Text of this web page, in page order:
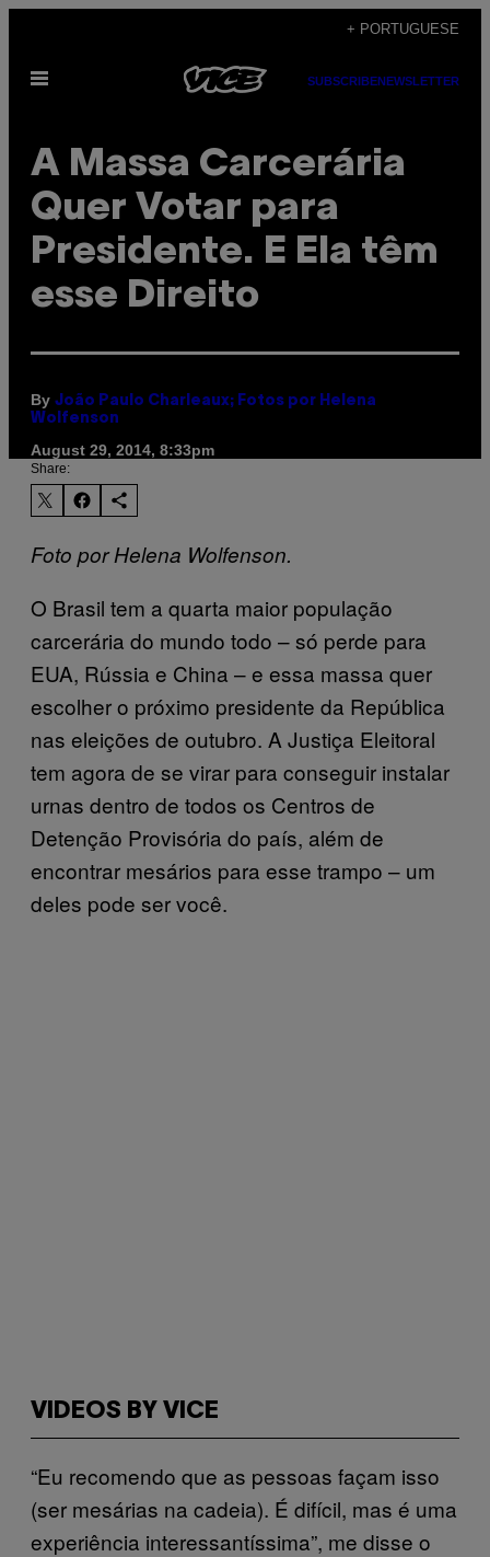
content
+ PORTUGUESE
Open
SUBSCRIBENEWSLETTER
A Massa Carcerária
Quer Votar para
Presidente. E Ela têm
esse Direito
By João Paulo Charleaux; Fotos por Helena
Wolfenson
August 29, 2014, 8:33pm
Share:
Foto por Helena Wolfenson.
O Brasil tem a quarta maior população
carcerária do mundo todo – só perde para
EUA, Rússia e China – e essa massa quer
escolher o próximo presidente da República
nas eleições de outubro. A Justiça Eleitoral
tem agora de se virar para conseguir instalar
urnas dentro de todos os Centros de
Detenção Provisória do país, além de
encontrar mesários para esse trampo – um
deles pode ser você.
VIDEOS BY VICE
“Eu recomendo que as pessoas façam isso
(ser mesárias na cadeia). É difícil, mas é uma
experiência interessantíssima”, me disse o